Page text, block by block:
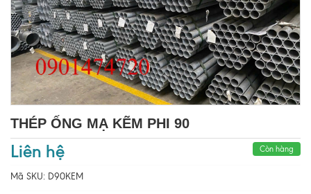
THÉP ỐNG MẠ KẼM PHI 90
Liên hệ Còn hàng
Mã SKU: D90KEM